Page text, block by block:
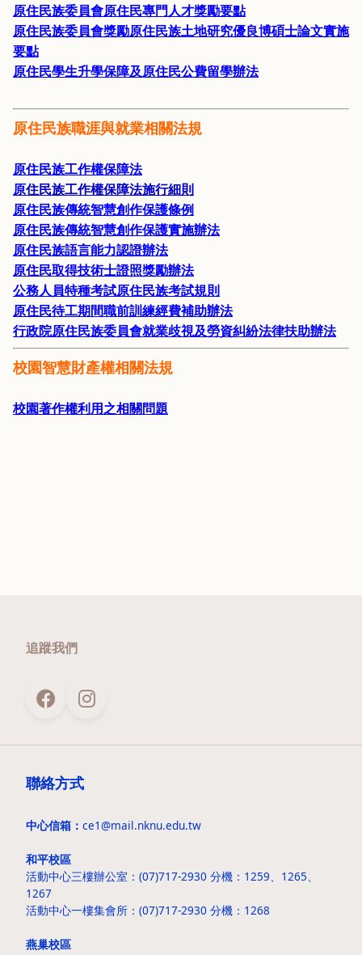
原住民族委員會原住民專門人才獎勵要點
原住民族委員會獎勵原住民族土地研究優良博碩士論文實施
要點
原住民學生升學保障及原住民公費留學辦法
原住民族職涯與就業相關法規
原住民族工作權保障法
原住民族工作權保障法施行細則
原住民族傳統智慧創作保護條例
原住民族傳統智慧創作保護實施辦法
原住民族語言能力認證辦法
原住民取得技術士證照獎勵辦法
公務人員特種考試原住民族考試規則
原住民待工期間職前訓練經費補助辦法
行政院原住民族委員會就業歧視及勞資糾紛法律扶助辦法
校園智慧財產權相關法規
校園著作權利用之相關問題
追蹤我們
聯絡方式
中心信箱： ce1@mail.nknu.edu.tw
和平校區
活動中心三樓辦公室：(07)717-2930 分機：1259、1265、
1267
活動中心一樓集會所：(07)717-2930 分機：1268
燕巢校區